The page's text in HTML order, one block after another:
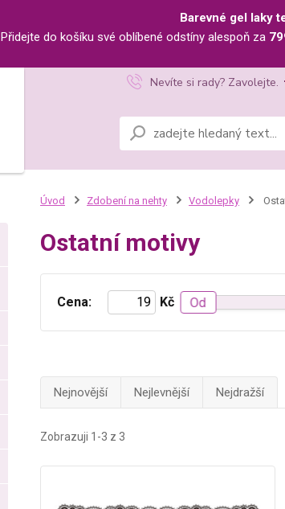
Barevné gel laky
Přidejte do košíku své oblíbené odstíny alespoň za
Nevíte si rady? Zavolejte.
Úvod Zdobení na nehty Vodolepky
Ostatní motivy
Cena: Kč Od
Nejnovější Nejlevnější Nejdražší
Zobrazuji 1-3 z 3